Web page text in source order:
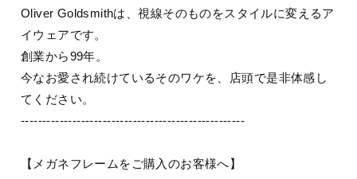
Oliver Goldsmithは、視線そのものをスタイルに変えるア
イウェアです。
創業から99年。
今なお愛され続けているそのワケを、店頭で是非体感し
てください。
----------------------------------------------------
【メガネフレームをご購入のお客様へ】